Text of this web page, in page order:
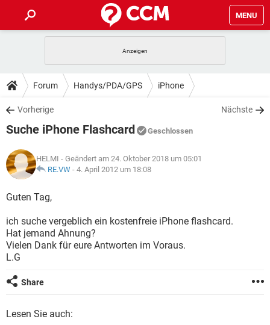
MENU
ANDROID IOS
WINDOWS 10
WHATSAPP TIKTOK
FACEBOOK
TIPPS & TRICKS
SPIELE STREAMING
WHATSAPP TIKTOK
FACEBOOK
DOWNLOADS
SPIELE STREAMING
ANDROID
WINDOWS 10 INSTAGRAM
WHATSAPP
SPIELE STREAMING
ANDROID
WINDOWS 10
WHATSAPP TIKTOK
FACEBOOK HARDWARE
LEXIKON
SPIELE
WINDOWS 10
WHATSAPP
FACEBOOK
Forum Handys/PDA/GPS iPhone
Vorherige Nächste
Suche iPhone Flashcard Geschlossen
HELMI - Geändert am 24. Oktober 2018 um 05:01
RE.VW - 4. April 2012 um 18:08
Guten Tag,
ich suche vergeblich ein kostenfreie iPhone flashcard.
Hat jemand Ahnung?
Vielen Dank für eure Antworten im Voraus.
L.G
Share
Lesen Sie auch: